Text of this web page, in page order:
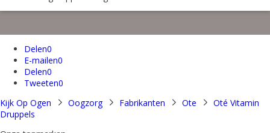
Delen0
E-mailen0
Delen0
Tweeten0
Kijk Op Ogen
Oogzorg Fabrikanten Ote
Oté Vitamin
Druppels